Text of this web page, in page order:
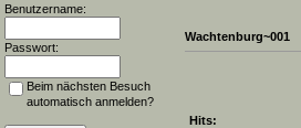
Benutzername:
Passwort:
Beim nächsten Besuch
automatisch anmelden?
Wachtenburg~001
Hits: